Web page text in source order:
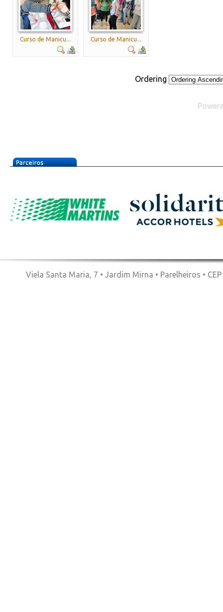
Curso de Manicu... Curso de Manicu...
Ordering
Viela Santa Maria, 7 • Jardim Mirna • Parelheiros •